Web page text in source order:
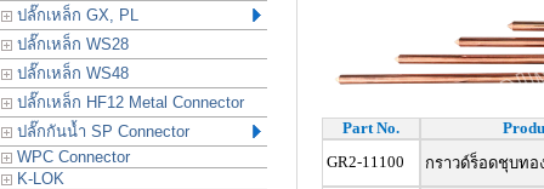
ปลั๊กเหล็ก GX, PL
ปลั๊กเหล็ก WS28
ปลั๊กเหล็ก WS48
ปลั๊กเหล็ก HF12 Metal Connector
ปลั๊กกันน้ำ SP Connector
WPC Connector
K-LOK
Part No.
GR2-11100
กราวด์ร็อดชุบทอ